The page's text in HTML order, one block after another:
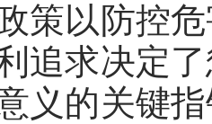
以防控危
追求决定
义的关键